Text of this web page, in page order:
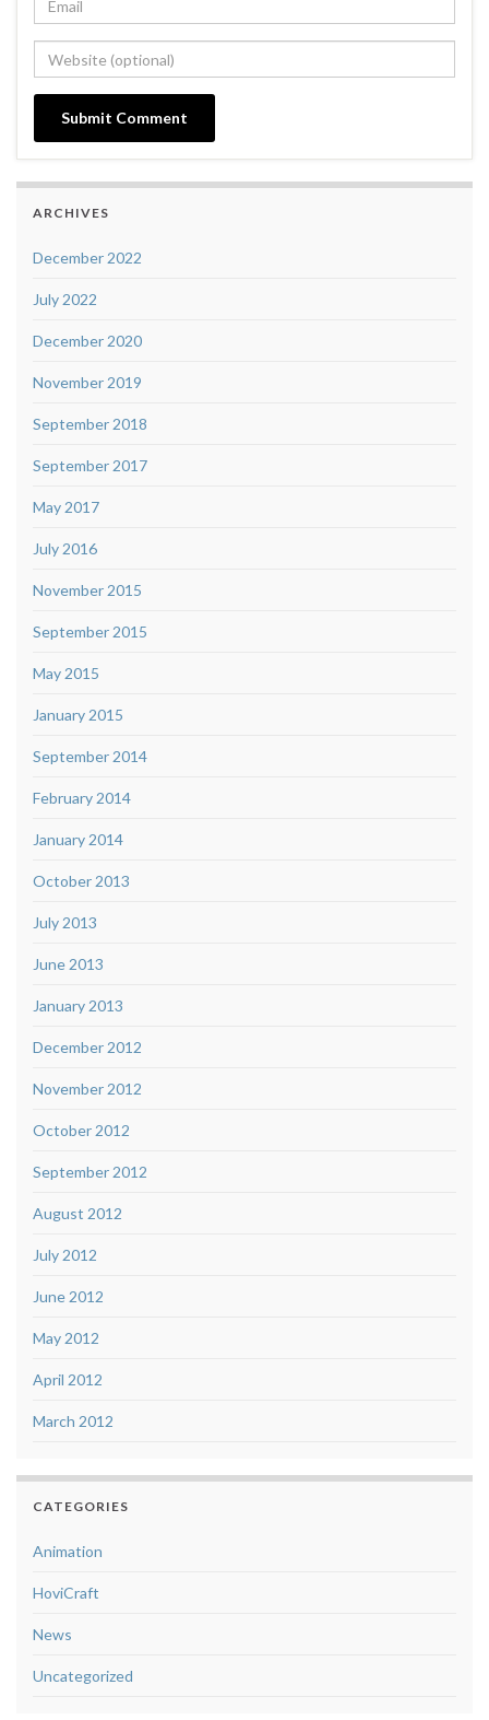
ARCHIVES
December 2022
July 2022
December 2020
November 2019
September 2018
September 2017
May 2017
July 2016
November 2015
September 2015
May 2015
January 2015
September 2014
February 2014
January 2014
October 2013
July 2013
June 2013
January 2013
December 2012
November 2012
October 2012
September 2012
August 2012
July 2012
June 2012
May 2012
April 2012
March 2012
CATEGORIES
Animation
HoviCraft
News
Uncategorized